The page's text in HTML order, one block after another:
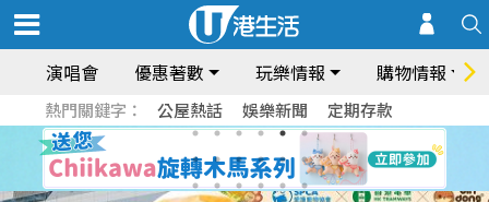
演唱會 優惠著數 玩樂情報 購物情報
熱門關鍵字： 公屋熱話 娛樂新聞 定期存款